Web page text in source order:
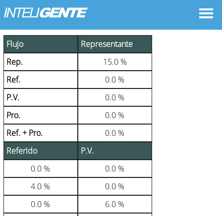
Cuadro de Comisiones
Flujo
Rep.
Ref.
P.V.
Pro.
Ref. + Pro.
Representante
15.0 %
0.0 %
0.0 %
0.0 %
0.0 %
Referido
0.0 %
4.0 %
0.0 %
P.V.
0.0 %
0.0 %
6.0 %